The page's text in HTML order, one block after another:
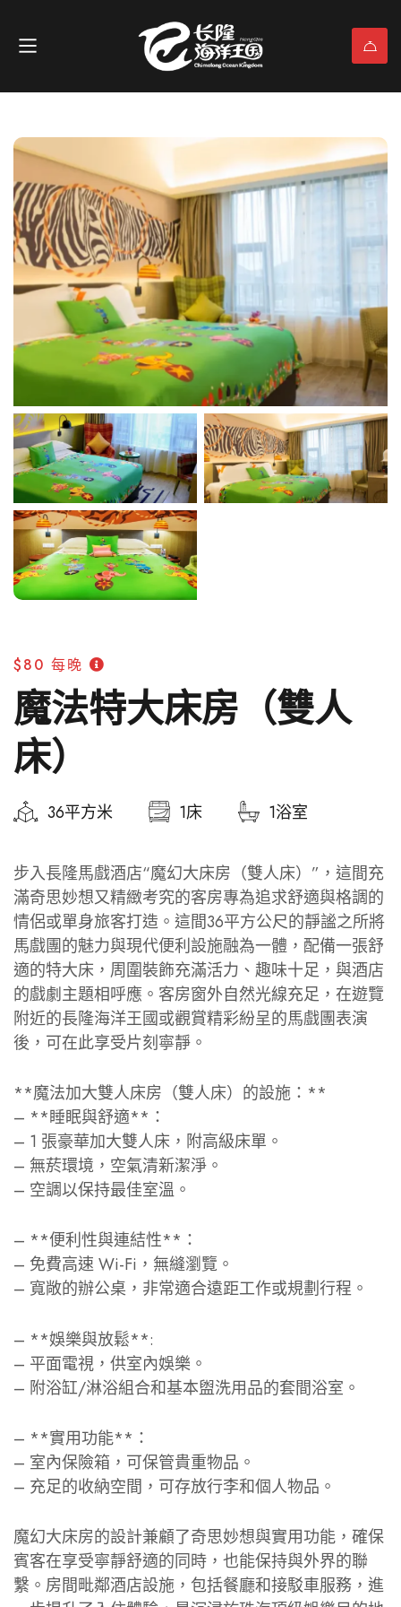
$80 每晚
魔法特大床房（雙人
床）
36平方米 1床 1浴室
步入長隆馬戲酒店“魔幻大床房（雙人床）”，這間充
滿奇思妙想又精緻考究的客房專為追求舒適與格調的
情侶或單身旅客打造。這間36平方公尺的靜謐之所將
馬戲團的魅力與現代便利設施融為一體，配備一張舒
適的特大床，周圍裝飾充滿活力、趣味十足，與酒店
的戲劇主題相呼應。客房窗外自然光線充足，在遊覽
附近的長隆海洋王國或觀賞精彩紛呈的馬戲團表演
後，可在此享受片刻寧靜。
**魔法加大雙人床房（雙人床）的設施：**
– **睡眠與舒適**：
– 1 張豪華加大雙人床，附高級床單。
– 無菸環境，空氣清新潔淨。
– 空調以保持最佳室溫。
– **便利性與連結性**：
– 免費高速 Wi-Fi，無縫瀏覽。
– 寬敞的辦公桌，非常適合遠距工作或規劃行程。
– **娛樂與放鬆**:
– 平面電視，供室內娛樂。
– 附浴缸/淋浴組合和基本盥洗用品的套間浴室。
– **實用功能**：
– 室內保險箱，可保管貴重物品。
– 充足的收納空間，可存放行李和個人物品。
魔幻大床房的設計兼顧了奇思妙想與實用功能，確保
賓客在享受寧靜舒適的同時，也能保持與外界的聯
繫。房間毗鄰酒店設施，包括餐廳和接駁車服務，進